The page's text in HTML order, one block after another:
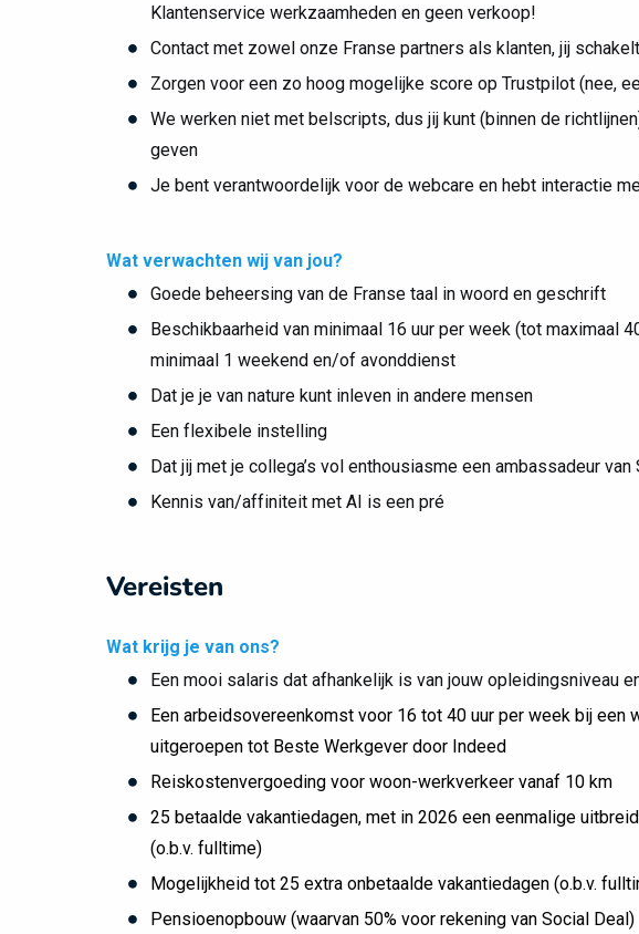
Klantenservice werkzaamheden en geen verkoop!
Contact met zowel onze Franse partners als klanten, jij
Zorgen voor een zo hoog mogelijke score op Trustpilot (nee,
We werken niet met belscripts, dus jij kunt (binnen de
geven
Je bent verantwoordelijk voor de webcare en hebt interactie
Wat verwachten wij van jou?
Goede beheersing van de Franse taal in woord en geschrift
Beschikbaarheid van minimaal 16 uur per week (tot maximaal
minimaal 1 weekend en/of avonddienst
Dat je je van nature kunt inleven in andere mensen
Een flexibele instelling
Dat jij met je collega’s vol enthousiasme een ambassadeur
Kennis van/affiniteit met AI is een pré
Vereisten
Wat krijg je van ons?
Een mooi salaris dat afhankelijk is van jouw opleidingsniveau
Een arbeidsovereenkomst voor 16 tot 40 uur per week bij een
uitgeroepen tot Beste Werkgever door Indeed
Reiskostenvergoeding voor woon-werkverkeer vanaf 10 km
25 betaalde vakantiedagen, met in 2026 een eenmalige
(o.b.v. fulltime)
Mogelijkheid tot 25 extra onbetaalde vakantiedagen (o.b.v.
Pensioenopbouw (waarvan 50% voor rekening van Social Deal)